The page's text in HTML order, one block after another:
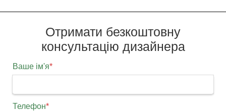
Отримати безкоштовну
консультацію дизайнера
Ваше ім'я*
Телефон*